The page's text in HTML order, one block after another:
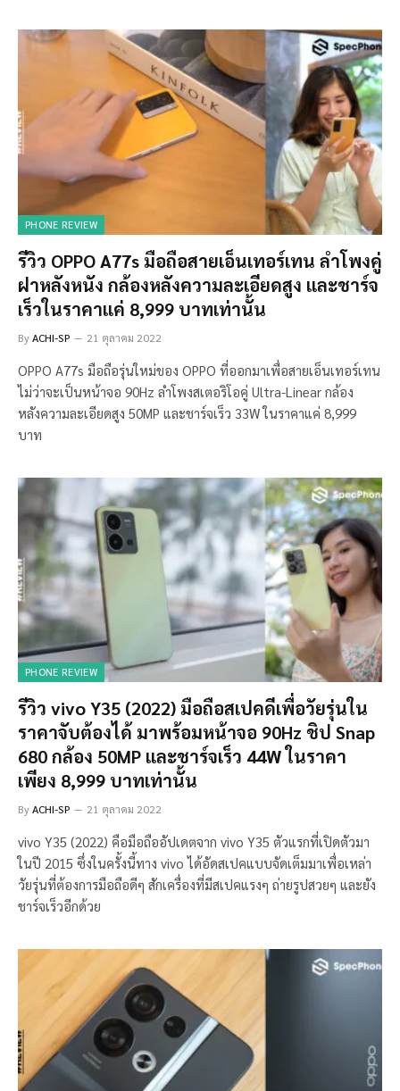
PHONE REVIEW
รีวิว OPPO A77s มือถือสายเอ็นเทอร์เทน ลำโพงคู่
ฝาหลังหนัง กล้องหลังความละเอียดสูง และชาร์จ
เร็วในราคาแค่ 8,999 บาทเท่านั้น
ByACHI-SP 21 ตุลาคม 2022
OPPO A77s มือถือรุ่นใหม่ของ OPPO ที่ออกมาเพื่อสายเอ็นเทอร์เทน
ไม่ว่าจะเป็นหน้าจอ 90Hz ลำโพงสเตอริโอคู่ Ultra-Linear กล้อง
หลังความละเอียดสูง 50MP และชาร์จเร็ว 33W ในราคาแค่ 8,999
บาท
PHONE REVIEW
รีวิว vivo Y35 (2022) มือถือสเปคดีเพื่อวัยรุ่นใน
ราคาจับต้องได้ มาพร้อมหน้าจอ 90Hz ชิป Snap
680 กล้อง 50MP และชาร์จเร็ว 44W ในราคา
เพียง 8,999 บาทเท่านั้น
ByACHI-SP 21 ตุลาคม 2022
vivo Y35 (2022) คือมือถืออัปเดตจาก vivo Y35 ตัวแรกที่เปิดตัวมา
ในปี 2015 ซึ่งในครั้งนี้ทาง vivo ได้อัดสเปคแบบจัดเต็มมาเพื่อเหล่า
วัยรุ่นที่ต้องการมือถือดีๆ สักเครื่องที่มีสเปคแรงๆ ถ่ายรูปสวยๆ และยัง
ชาร์จเร็วอีกด้วย